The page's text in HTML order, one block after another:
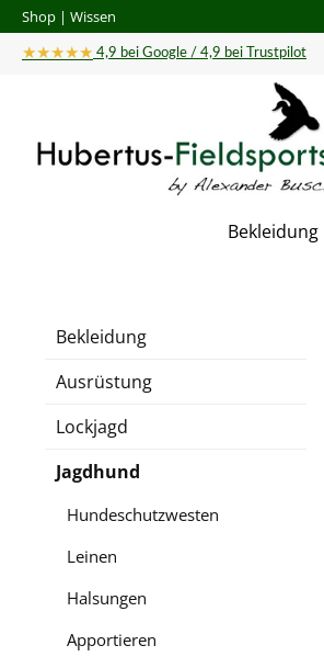
Hauptinhalt springen
Zur Suche springen
Zur Hauptnavigation springen
Shop | Wissen
★★★★★ 4,9 bei Google / 4,9 bei Trustpilot
Bekleidung
Bekleidung
Ausrüstung
Lockjagd
Jagdhund
Hundeschutzwesten
Leinen
Halsungen
Apportieren